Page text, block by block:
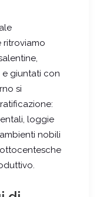
ritroviamo
giuntati con
si
loggie
nobili